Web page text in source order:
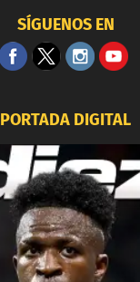
SÍGUENOS EN
PORTADA DIGITAL